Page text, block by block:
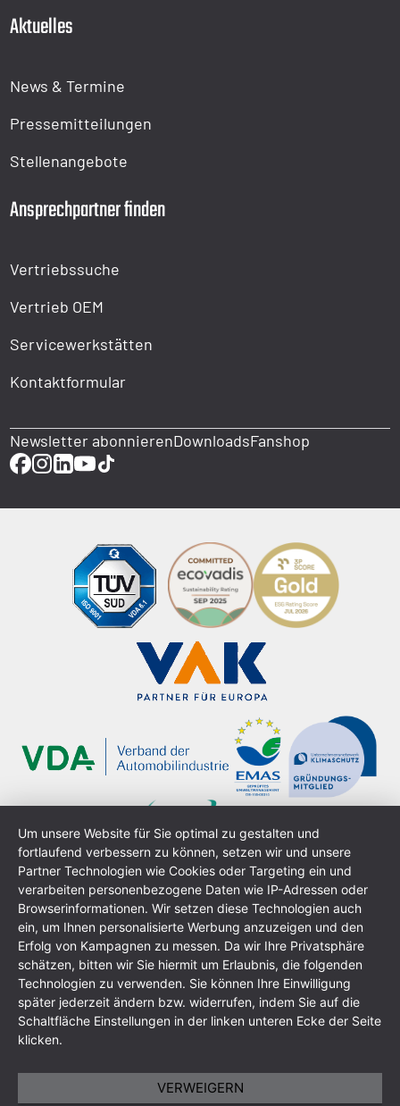
Aktuelles
News & Termine
Pressemitteilungen
Stellenangebote
Ansprechpartner finden
Vertriebssuche
Vertrieb OEM
Servicewerkstätten
Kontaktformular
Newsletter abonnierenDownloadsFanshop
ImpressumDatenschutzerklärungAGBSitemap
Um unsere Website für Sie optimal zu gestalten und
fortlaufend verbessern zu können, setzen wir und unsere
Partner Technologien wie Cookies oder Targeting ein und
verarbeiten personenbezogene Daten wie IP-Adressen oder
Browserinformationen. Wir setzen diese Technologien auch
ein, um Ihnen personalisierte Werbung anzuzeigen und den
Erfolg von Kampagnen zu messen. Da wir Ihre Privatsphäre
schätzen, bitten wir Sie hiermit um Erlaubnis, die folgenden
Technologien zu verwenden. Sie können Ihre Einwilligung
später jederzeit ändern bzw. widerrufen, indem Sie auf die
Schaltfläche Einstellungen in der linken unteren Ecke der Seite
klicken.
VERWEIGERN